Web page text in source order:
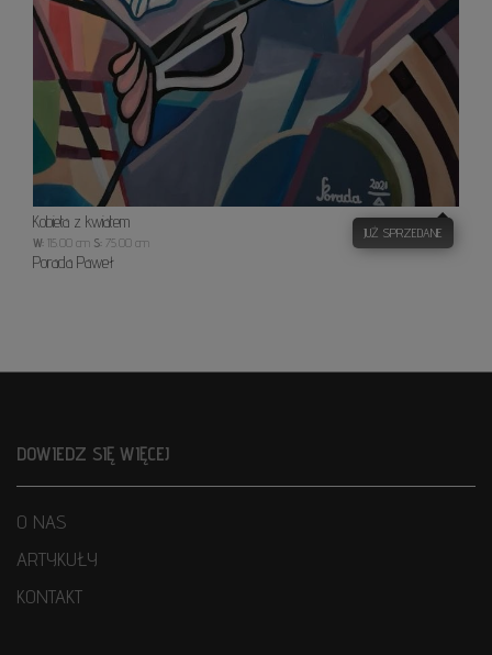
Kobieta z kwiatem
W: 115.00 cm S: 75.00 cm
Porada Paweł
JUŻ SPRZEDANE
DOWIEDZ SIĘ WIĘCEJ
O NAS
ARTYKUŁY
KONTAKT